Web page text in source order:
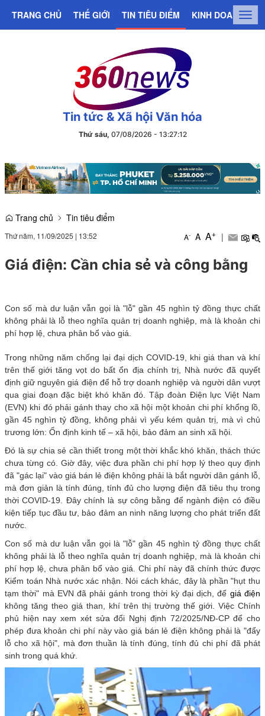
TRANG CHỦ THẾ GIỚI TIN TIÊU ĐIỂM KINH DOANH
Tin tức & Xã hội Văn hóa
Thứ sáu, 07/08/2026 - 13:27:12
Trang chủ Tin tiêu điểm
Thứ năm, 11/09/2025 | 13:52 A- A A+ |
Giá điện: Cần chia sẻ và công bằng
Con số mà dư luận vẫn gọi là "lỗ" gần 45 nghìn tỷ đồng thực chất
không phải là lỗ theo nghĩa quản trị doanh nghiệp, mà là khoản chi
phí hợp lệ, chưa phân bổ vào giá.
Trong những năm chống lại đại dịch COVID-19, khi giá than và khí
trên thế giới tăng vọt do bất ổn địa chính trị, Nhà nước đã quyết
định giữ nguyên giá điện để hỗ trợ doanh nghiệp và người dân vượt
qua giai đoạn đặc biệt khó khăn đó. Tập đoàn Điện lực Việt Nam
(EVN) khi đó phải gánh thay cho xã hội một khoản chi phí khổng lồ,
gần 45 nghìn tỷ đồng, không phải vì yếu kém quản trị, mà vì chủ
trương lớn: Ổn định kinh tế – xã hội, bảo đảm an sinh xã hội.
Đó là sự chia sẻ cần thiết trong một thời khắc khó khăn, thách thức
chưa từng có. Giờ đây, việc đưa phần chi phí hợp lý theo quy định
đã "gác lại" vào giá bán lẻ điện không phải là bắt người dân gánh lỗ,
mà đơn giản là tính đúng, tính đủ cho lượng điện đã tiêu thụ trong
thời COVID-19. Đây chính là sự công bằng để ngành điện có điều
kiện tiếp tục đầu tư, bảo đảm an ninh năng lượng cho phát triển đất
nước.
Con số mà dư luận vẫn gọi là "lỗ" gần 45 nghìn tỷ đồng thực chất
không phải là lỗ theo nghĩa quản trị doanh nghiệp, mà là khoản chi
phí hợp lệ, chưa phân bổ vào giá. Chi phí này đã chính thức được
Kiểm toán Nhà nước xác nhận. Nói cách khác, đây là phần "hụt thu
tạm thời" mà EVN đã phải gánh trong thời kỳ đại dịch, để giá điện
không tăng theo giá than, khí trên thị trường thế giới. Việc Chính
phủ hiện nay xem xét sửa đổi Nghị định 72/2025/NĐ-CP để cho
phép đưa khoản chi phí này vào giá bán lẻ điện không phải là "đẩy
lỗ cho xã hội", mà đơn thuần là tính đúng, tính đủ chi phí đã phát
sinh trong quá khứ.